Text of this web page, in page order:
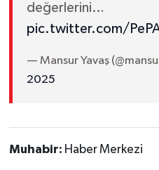
değerlerini…
pic.twitter.com/
— Mansur Yavaş
2025
Muhabir: Haber Merkezi